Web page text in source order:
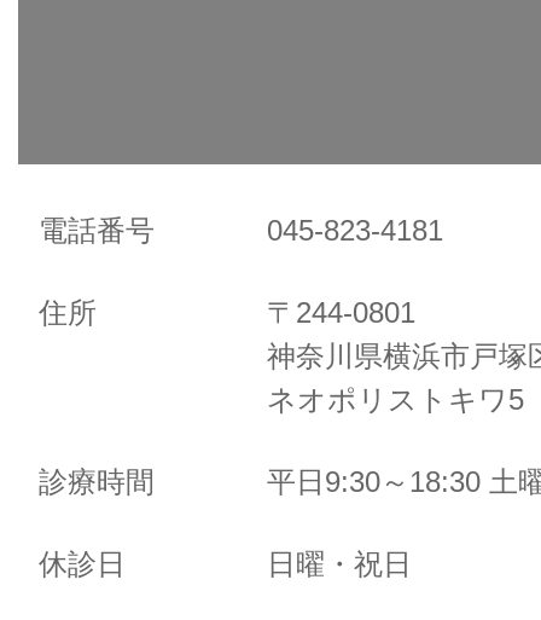
電話番号 045-823-4181
住所
〒244-0801
神奈川県横浜市戸塚
ネオポリストキワ
診療時間 平日9:30～18:30 土
休診日 日曜・祝日